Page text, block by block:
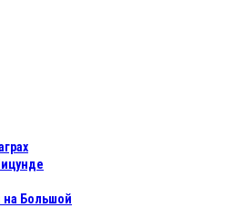
на Большой